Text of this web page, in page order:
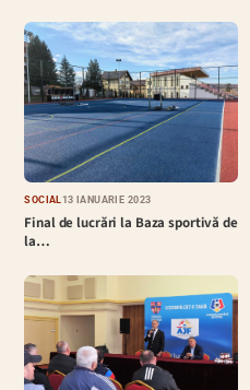
SOCIAL 13 IANUARIE 2023
Final de lucrări la Baza sportivă de
la…